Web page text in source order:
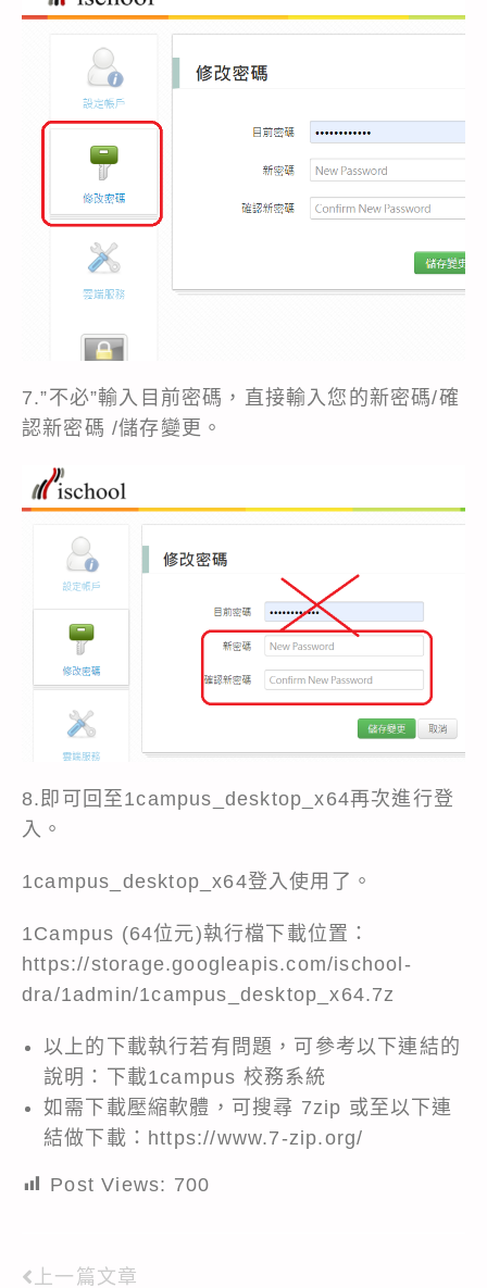
7.”不必”輸入目前密碼，直接輸入您的新密碼/確
認新密碼 /儲存變更。
8.即可回至1campus_desktop_x64再次進行登
入。
1campus_desktop_x64登入使用了。
1Campus (64位元)執行檔下載位置：
https://storage.googleapis.com/ischool-
dra/1admin/1campus_desktop_x64.7z
以上的下載執行若有問題，可參考以下連結的
說明： 下載1campus 校務系統
如需下載壓縮軟體，可搜尋 7zip 或至以下連
結做下載： https://www.7-zip.org/
Post Views: 700
上一篇文章